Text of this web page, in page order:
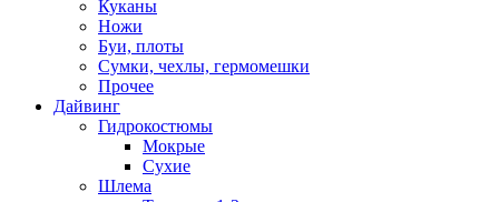
Куканы
Ножи
Буи, плоты
Сумки, чехлы, гермомешки
Прочее
Дайвинг
Гидрокостюмы
Мокрые
Сухие
Шлема